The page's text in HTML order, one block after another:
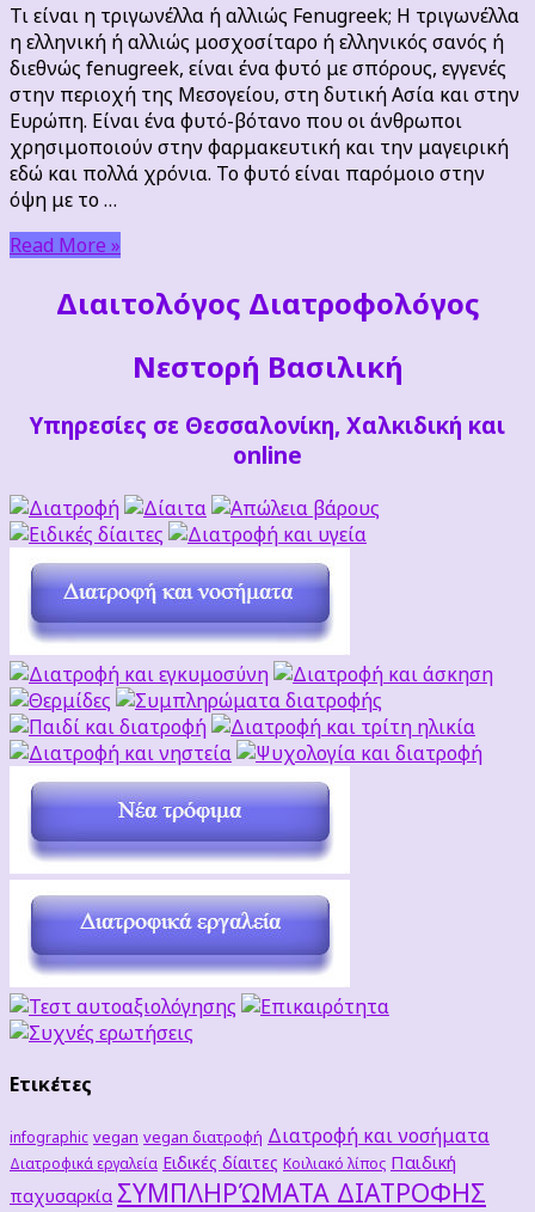
Τι είναι η τριγωνέλλα ή αλλιώς Fenugreek; Η τριγωνέλλα
η ελληνική ή αλλιώς μοσχοσίταρο ή ελληνικός σανός ή
διεθνώς fenugreek, είναι ένα φυτό με σπόρους, εγγενές
στην περιοχή της Μεσογείου, στη δυτική Ασία και στην
Ευρώπη. Είναι ένα φυτό-βότανο που οι άνθρωποι
χρησιμοποιούν στην φαρμακευτική και την μαγειρική
εδώ και πολλά χρόνια. Το φυτό είναι παρόμοιο στην
όψη με το …
Read More »
Διαιτoλόγος Διατροφολόγος
Νεστορή Βασιλική
Υπηρεσίες σε Θεσσαλονίκη, Χαλκιδική και
online
Ετικέτες
infographic vegan vegan διατροφή Διατροφή και νοσήματα
Διατροφικά εργαλεία Ειδικές δίαιτες Κοιλιακό λίπος Παιδική
παχυσαρκία ΣΥΜΠΛΗΡΏΜΑΤΑ ΔΙΑΤΡΟΦΗΣ